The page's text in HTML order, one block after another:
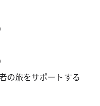
の旅をサポートする